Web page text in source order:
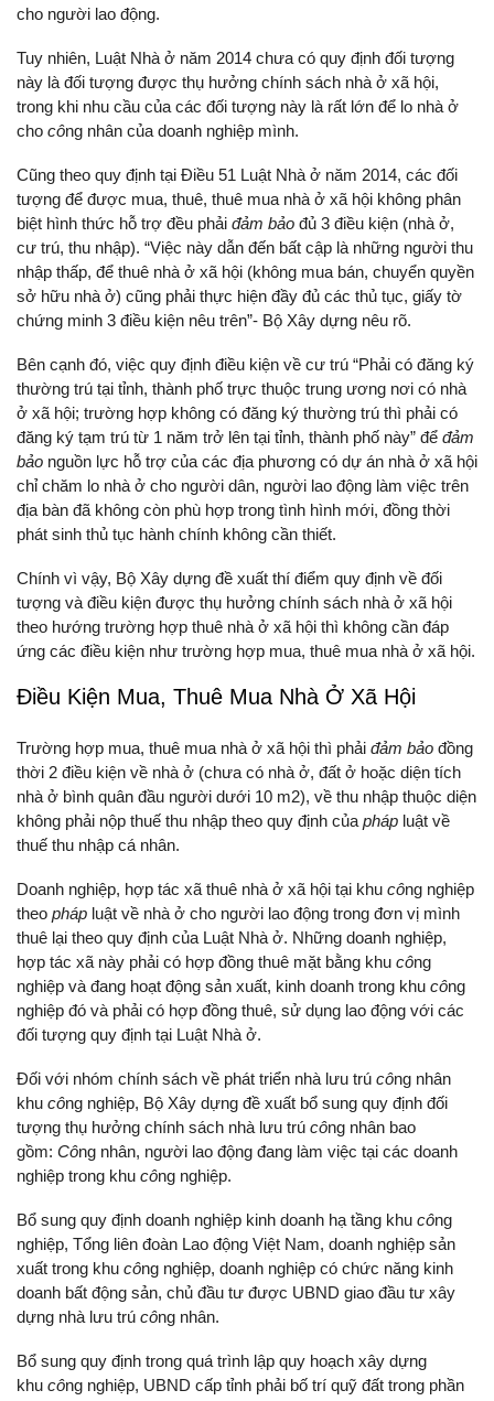
cho người lao động.
Tuy nhiên, Luật Nhà ở năm 2014 chưa có quy định đối tượng
này là đối tượng được thụ hưởng chính sách nhà ở xã hội,
trong khi nhu cầu của các đối tượng này là rất lớn để lo nhà ở
cho công nhân của doanh nghiệp mình.
Cũng theo quy định tại Điều 51 Luật Nhà ở năm 2014, các đối
tượng để được mua, thuê, thuê mua nhà ở xã hội không phân
biệt hình thức hỗ trợ đều phải đảm bảo đủ 3 điều kiện (nhà ở,
cư trú, thu nhập). “Việc này dẫn đến bất cập là những người thu
nhập thấp, để thuê nhà ở xã hội (không mua bán, chuyển quyền
sở hữu nhà ở) cũng phải thực hiện đầy đủ các thủ tục, giấy tờ
chứng minh 3 điều kiện nêu trên”- Bộ Xây dựng nêu rõ.
Bên cạnh đó, việc quy định điều kiện về cư trú “Phải có đăng ký
thường trú tại tỉnh, thành phố trực thuộc trung ương nơi có nhà
ở xã hội; trường hợp không có đăng ký thường trú thì phải có
đăng ký tạm trú từ 1 năm trở lên tại tỉnh, thành phố này” để đảm
bảo nguồn lực hỗ trợ của các địa phương có dự án nhà ở xã hội
chỉ chăm lo nhà ở cho người dân, người lao động làm việc trên
địa bàn đã không còn phù hợp trong tình hình mới, đồng thời
phát sinh thủ tục hành chính không cần thiết.
Chính vì vậy, Bộ Xây dựng đề xuất thí điểm quy định về đối
tượng và điều kiện được thụ hưởng chính sách nhà ở xã hội
theo hướng trường hợp thuê nhà ở xã hội thì không cần đáp
ứng các điều kiện như trường hợp mua, thuê mua nhà ở xã hội.
Điều Kiện Mua, Thuê Mua Nhà Ở Xã Hội
Trường hợp mua, thuê mua nhà ở xã hội thì phải đảm bảo đồng
thời 2 điều kiện về nhà ở (chưa có nhà ở, đất ở hoặc diện tích
nhà ở bình quân đầu người dưới 10 m2), về thu nhập thuộc diện
không phải nộp thuế thu nhập theo quy định của pháp luật về
thuế thu nhập cá nhân.
Doanh nghiệp, hợp tác xã thuê nhà ở xã hội tại khu công nghiệp
theo pháp luật về nhà ở cho người lao động trong đơn vị mình
thuê lại theo quy định của Luật Nhà ở. Những doanh nghiệp,
hợp tác xã này phải có hợp đồng thuê mặt bằng khu công
nghiệp và đang hoạt động sản xuất, kinh doanh trong khu công
nghiệp đó và phải có hợp đồng thuê, sử dụng lao động với các
đối tượng quy định tại Luật Nhà ở.
Đối với nhóm chính sách về phát triển nhà lưu trú công nhân
khu công nghiệp, Bộ Xây dựng đề xuất bổ sung quy định đối
tượng thụ hưởng chính sách nhà lưu trú công nhân bao
gồm: Công nhân, người lao động đang làm việc tại các doanh
nghiệp trong khu công nghiệp.
Bổ sung quy định doanh nghiệp kinh doanh hạ tầng khu công
nghiệp, Tổng liên đoàn Lao động Việt Nam, doanh nghiệp sản
xuất trong khu công nghiệp, doanh nghiệp có chức năng kinh
doanh bất động sản, chủ đầu tư được UBND giao đầu tư xây
dựng nhà lưu trú công nhân.
Bổ sung quy định trong quá trình lập quy hoạch xây dựng
khu công nghiệp, UBND cấp tỉnh phải bố trí quỹ đất trong phần